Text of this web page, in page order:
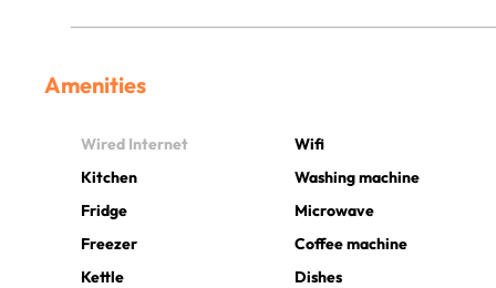
Amenities
Wired Internet
Wifi
Kitchen
Washing machine
Fridge
Microwave
Freezer
Coffee machine
Kettle
Dishes